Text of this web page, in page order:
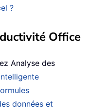
?
Office
Analyse des
données et